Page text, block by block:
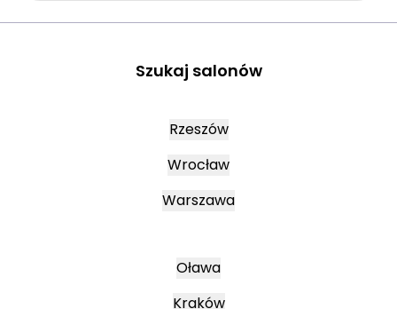
Szukaj salonów
Rzeszów
Wrocław
Warszawa
Oława
Kraków